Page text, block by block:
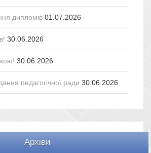
дипломів 01.07.2026
30.06.2026
30.06.2026
педагогічної ради 30.06.2026
Архіви